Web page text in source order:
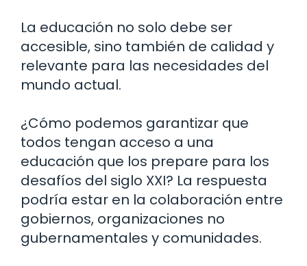
La educación no solo debe ser
accesible, sino también de calidad y
relevante para las necesidades del
mundo actual.
¿Cómo podemos garantizar que
todos tengan acceso a una
educación que los prepare para los
desafíos del siglo XXI? La respuesta
podría estar en la colaboración entre
gobiernos, organizaciones no
gubernamentales y comunidades.